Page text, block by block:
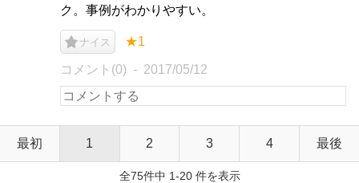
ク。事例がわかりやすい。
ナイス ★1
コメント(0) 2017/05/12
最初 1 2 3 4 最後
全75件中 1-20 件を表示